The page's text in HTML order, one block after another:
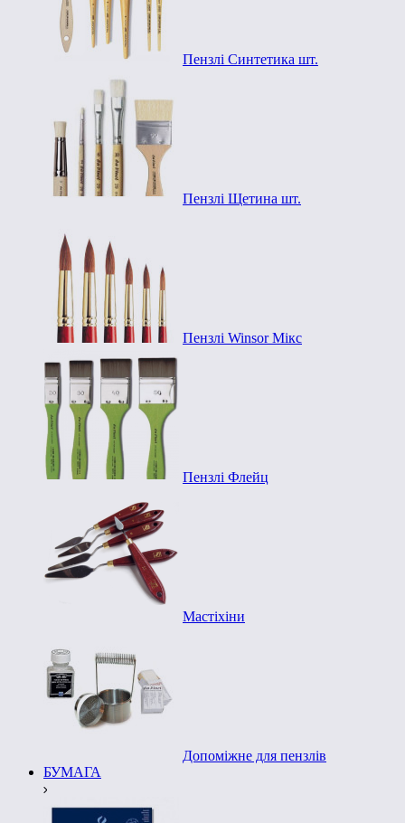
Пензлі Синтетика шт.
Пензлі Щетина шт.
Пензлі Winsor Мікс
Пензлі Флейц
Мастіхіни
Допоміжне для пензлів
БУМАГА